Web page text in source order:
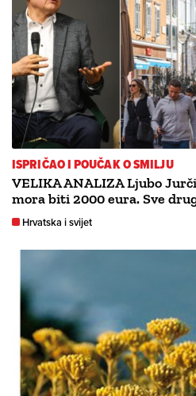
ISPRIČAO I POUČAK O SMILJU
VELIKA ANALIZA Ljubo
mora biti 2000 eura. Sve
Hrvatska i svijet